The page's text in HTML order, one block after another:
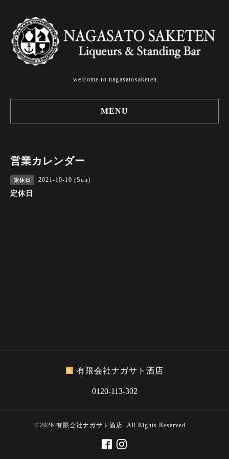
welcome to nagasatosaketen.
MENU
営業カレンダー
定休日 2021-10-10 (Sun)
定休日
有限会社ナガサト酒店
0120-113-302
©2026 有限会社ナガサト酒店. All Rights Reserved.